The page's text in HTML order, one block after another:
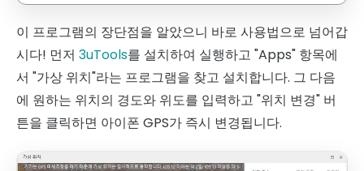
이 프로그램의 장단점을 알았으니 바로 사용법으로 넘어갑
시다! 먼저 3uTools를 설치하여 실행하고 "Apps" 항목에
서 "가상 위치"라는 프로그램을 찾고 설치합니다. 그 다음
에 원하는 위치의 경도와 위도를 입력하고 "위치 변경" 버
튼을 클릭하면 아이폰 GPS가 즉시 변경됩니다.